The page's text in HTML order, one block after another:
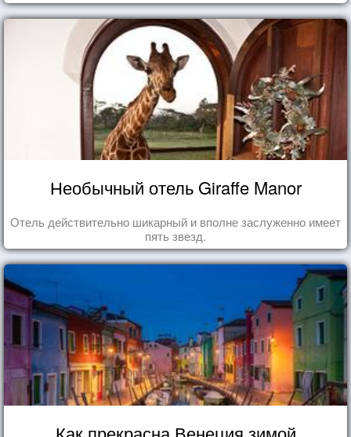
Необычный отель Giraffe Manor
Отель действительно шикарный и вполне заслуженно имеет
пять звезд.